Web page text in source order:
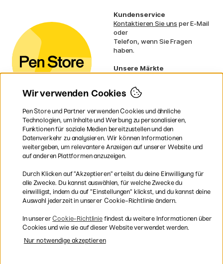
Kundenservice
Kontaktieren Sie uns per E-Mail
oder
Telefon, wenn Sie Fragen
haben.
Unsere Märkte
Norwegen
Dänemark
Frankreich
Irland
Niederlande
UK
EU
gelten für sperrige Produkte.
Sichere Bezahlung mit Visa, Mastercard und Paypal
Wir verwenden Cookies
Pen Store und Partner verwenden Cookies und ähnliche
Technologien, um Inhalte und Werbung zu personalisieren,
Funktionen für soziale Medien bereitzustellen und den
Datenverkehr zu analysieren. Wir können Informationen
weitergeben, um relevantere Anzeigen auf unserer Website und
auf anderen Plattformen anzuzeigen.
Durch Klicken auf ”Akzeptieren” erteilst du deine Einwilligung für
alle Zwecke. Du kannst auswählen, für welche Zwecke du
einwilligst, indem du auf ”Einstellungen” klickst, und du kannst deine
Auswahl jederzeit in unserer Cookie-Richtlinie ändern.
In unsererCookie-Richtliniefindest du weitere Informationen über
Cookies und wie sie auf dieser Website verwendet werden.
Nur notwendige akzeptieren